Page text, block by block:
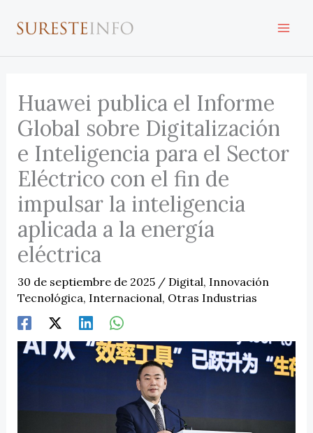
Huawei publica el Informe
Global sobre Digitalización
e Inteligencia para el Sector
Eléctrico con el fin de
impulsar la inteligencia
aplicada a la energía
eléctrica
30 de septiembre de 2025 / Digital, Innovación
Tecnológica, Internacional, Otras Industrias